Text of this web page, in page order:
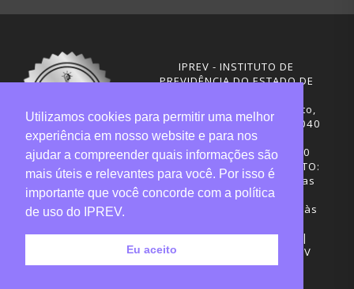
IPREV - INSTITUTO DE
PREVIDÊNCIA DO ESTADO DE
Rua Visconde de Ouro Preto,
291 – Centro - CEP: 88020-040
Florianópolis - SC
Telefones: (48) 3665-4600
HORÁRIO DE FUNCIONAMENTO:
Central de Atendimento: das
12h30 às 18h
Sede administrativa: 7h30 às
Desenvolvimento: CIASC |
Gestão do conteúdo: IPREV
Utilizamos cookies para permitir uma melhor
experiência em nosso website e para nos
ajudar a compreender quais informações são
mais úteis e relevantes para você. Por isso é
importante que você concorde com a política
de uso do IPREV.
Eu aceito